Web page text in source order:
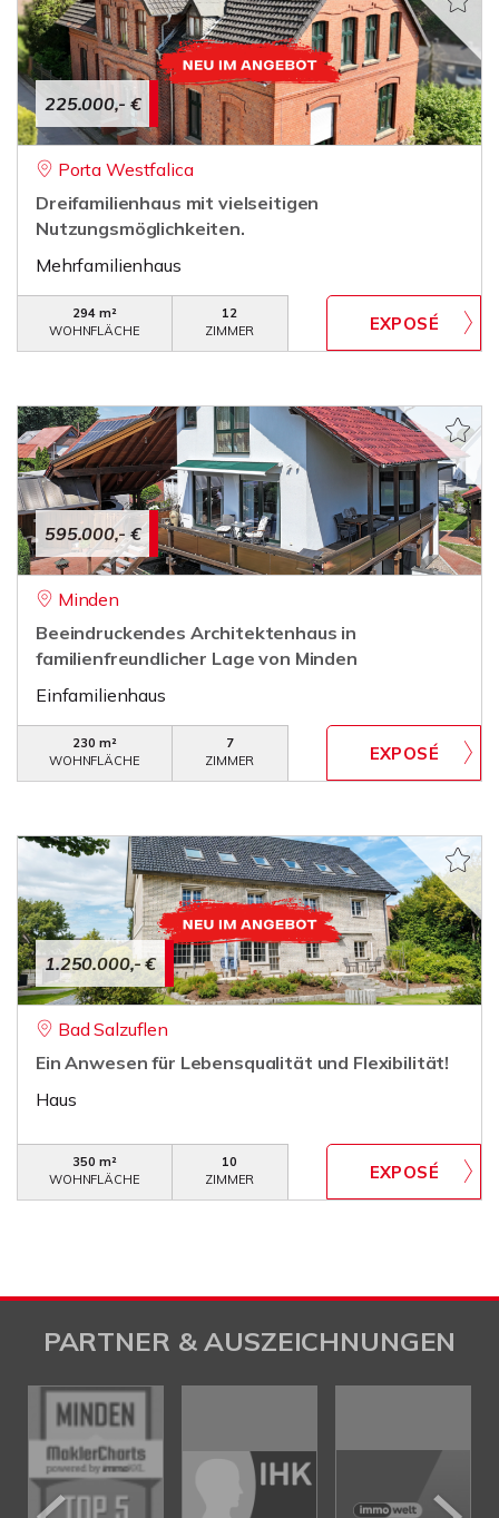
225.000,- €
Porta Westfalica
Dreifamilienhaus mit vielseitigen
Nutzungsmöglichkeiten.
Mehrfamilienhaus
294 m²
WOHNFLÄCHE
12
ZIMMER
595.000,- €
Minden
Beeindruckendes Architektenhaus in
familienfreundlicher Lage von Minden
Einfamilienhaus
230 m²
WOHNFLÄCHE
7
ZIMMER
1.250.000,- €
Bad Salzuflen
Ein Anwesen für Lebensqualität und Flexibilität!
Haus
350 m²
WOHNFLÄCHE
10
ZIMMER
PARTNER & AUSZEICHNUNGEN